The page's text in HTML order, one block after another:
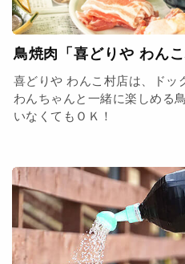
鳥焼肉「喜どりや わんこ
喜どりや わんこ村店は、ドッ
わんちゃんと一緒に楽しめる
いなくてもＯＫ！